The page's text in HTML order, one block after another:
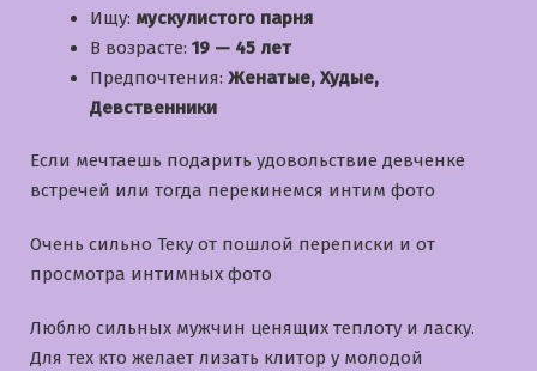
Ищу: мускулистого парня
В возрасте: 19 — 45 лет
Предпочтения: Женатые, Худые,
Девственники
Если мечтаешь подарить удовольствие девченке
встречей или тогда перекинемся интим фото
Очень сильно Теку от пошлой переписки и от
просмотра интимных фото
Люблю сильных мужчин ценящих теплоту и ласку.
Для тех кто желает лизать клитор у молодой